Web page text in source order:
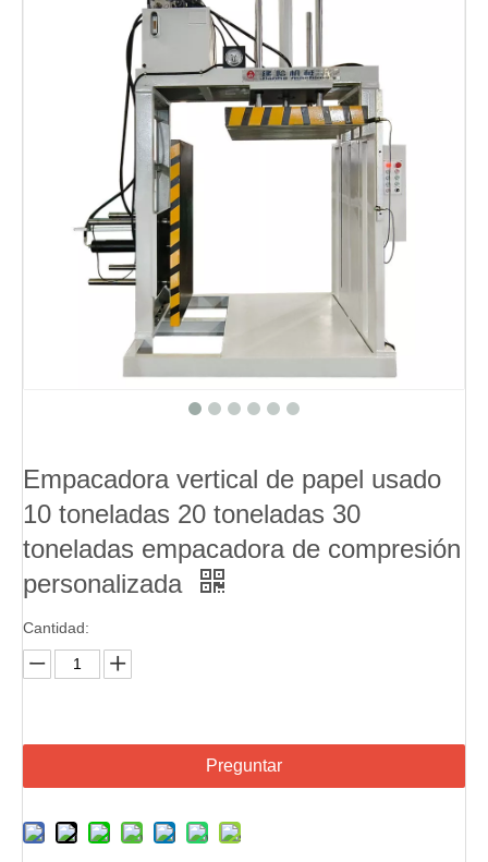
Empacadora vertical de papel usado
10 toneladas 20 toneladas 30
toneladas empacadora de compresión
personalizada
Cantidad:
Preguntar